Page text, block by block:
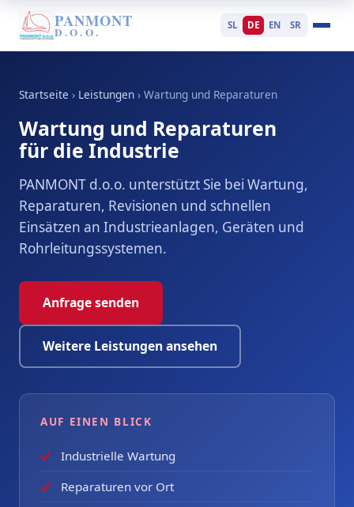
PANMONT
D.O.O. SL DE EN SR
Startseite › Leistungen › Wartung und Reparaturen
Wartung und Reparaturen
für die Industrie
PANMONT d.o.o. unterstützt Sie bei Wartung,
Reparaturen, Revisionen und schnellen
Einsätzen an Industrieanlagen, Geräten und
Rohrleitungssystemen.
Anfrage senden
Weitere Leistungen ansehen
AUF EINEN BLICK
Industrielle Wartung
Reparaturen vor Ort